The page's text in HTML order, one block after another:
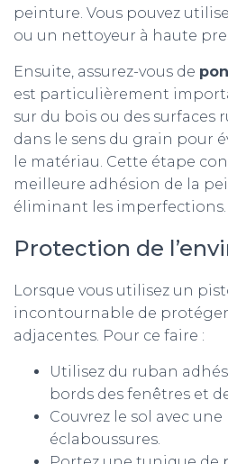
peinture. Vous pouvez
ou un nettoyeur à haute
Ensuite, assurez-vous de
est particulièrement
sur du bois ou des surfaces
dans le sens du grain pour
le matériau. Cette étape
meilleure adhésion de la
éliminant les imperfections.
Protection de
Lorsque vous utilisez un
incontournable de protéger
adjacentes. Pour ce faire :
Utilisez du ruban
bords des fenêtres et
Couvrez le sol avec
éclaboussures.